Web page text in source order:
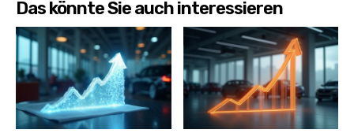
Das könnte Sie auch interessieren